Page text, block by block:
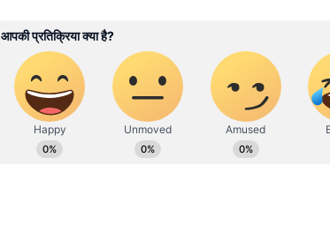
Related Articles
दिल्ली में रोंगटे खड़े कर देने वाला
अग्निकांड! पांचवी मंजिल से कूदीं बेबस
महिलाएं! VIDEO
ABOUT THE AUTHOR
SP
Surya Prakash Tripathi
सूर्य प्रकाश त्रिपाठी। 20 जुलाई 2003 से पत्रकारिता के
से एशियानेट न्यूज हिंदी के साथ जुड़े हुए हैं। पत्रकारिता में
हुआ है। इन्होंने क्राइम, धर्म और राजनीति के साथ सामाजिक
एक्टिविस्ट, अमर उजाला, दैनिक भास्कर डिजिटल (DB